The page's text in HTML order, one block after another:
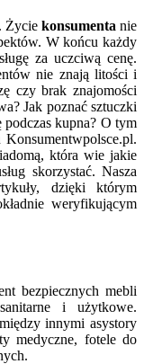
Życie konsumenta nie
W końcu każdy
za uczciwą cenę.
nie znają litości i
czy brak znajomości
Jak poznać sztuczki
kupna? O tym
która wie jakie
skorzystać. Nasza
dzięki którym
weryfikującym
bezpiecznych mebli
i użytkowe.
innymi asystory
medyczne, fotele do